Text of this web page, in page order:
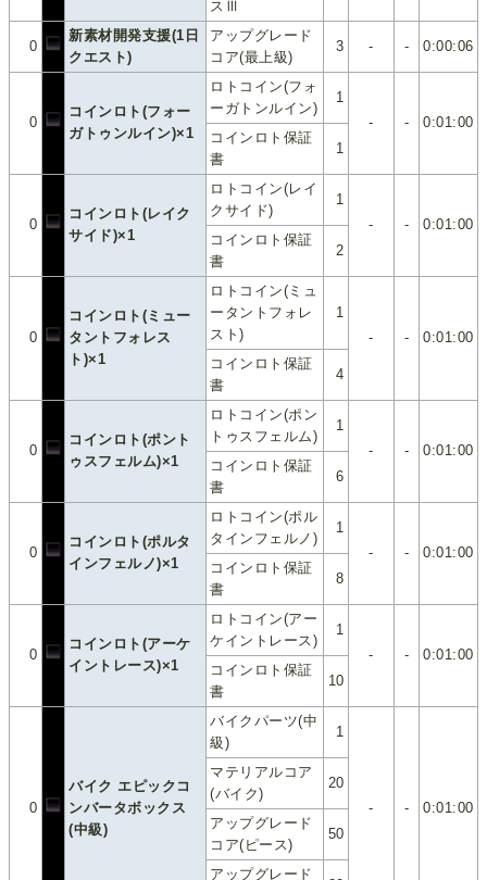
スⅢ
0
新素材開発支援(1日
クエスト)
アップグレード
コア(最上級)
3 - - 0:00:06
0
コインロト(フォー
ガトゥンルイン)×1
ロトコイン(フォ
ーガトンルイン)
1
-
-
0:01:00
コインロト保証
書
1
0
コインロト(レイク
サイド)×1
ロトコイン(レイ
クサイド)
1
-
-
0:01:00
コインロト保証
書
2
0
コインロト(ミュー
タントフォレス
ト)×1
ロトコイン(ミュ
ータントフォレ
スト)
1
-
-
0:01:00
コインロト保証
書
4
0
コインロト(ポント
ゥスフェルム)×1
ロトコイン(ポン
トゥスフェルム)
1
-
-
0:01:00
コインロト保証
書
6
0
コインロト(ポルタ
インフェルノ)×1
ロトコイン(ポル
タインフェルノ)
1
-
-
0:01:00
コインロト保証
書
8
0
コインロト(アーケ
イントレース)×1
ロトコイン(アー
ケイントレース)
1
-
-
0:01:00
コインロト保証
書
10
0
バイク エピックコ
ンバータボックス
(中級)
バイクパーツ(中
級)
1
- - 0:01:00
マテリアルコア
(バイク)
20
アップグレード
コア(ピース)
50
アップグレード